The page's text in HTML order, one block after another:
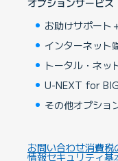
オプションサービス
お助けサポート
インターネット
トータル・ネッ
U-NEXT for
その他オプショ
お問い合わせ消費税
情報セキュリティ基